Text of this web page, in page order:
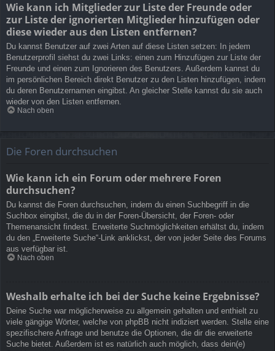
Wie kann ich Mitglieder zur Liste der Freunde oder
zur Liste der ignorierten Mitglieder hinzufügen oder
diese wieder aus den Listen entfernen?
Du kannst Benutzer auf zwei Arten auf diese Listen setzen: In jedem
Benutzerprofil siehst du zwei Links: einen zum Hinzufügen zur Liste der
Freunde und einen zum Ignorieren des Benutzers. Außerdem kannst du
im persönlichen Bereich direkt Benutzer zu den Listen hinzufügen, indem
du deren Benutzernamen eingibst. An gleicher Stelle kannst du sie auch
wieder von den Listen entfernen.
Nach oben
Die Foren durchsuchen
Wie kann ich ein Forum oder mehrere Foren
durchsuchen?
Du kannst die Foren durchsuchen, indem du einen Suchbegriff in die
Suchbox eingibst, die du in der Foren-Übersicht, der Foren- oder
Themenansicht findest. Erweiterte Suchmöglichkeiten erhältst du, indem
du den „Erweiterte Suche“-Link anklickst, der von jeder Seite des Forums
aus verfügbar ist.
Nach oben
Weshalb erhalte ich bei der Suche keine Ergebnisse?
Deine Suche war möglicherweise zu allgemein gehalten und enthielt zu
viele gängige Wörter, welche von phpBB nicht indiziert werden. Stelle eine
spezifischere Anfrage und benutze die Optionen, die dir die erweiterte
Suche bietet. Außerdem ist es natürlich auch möglich, dass dein(e)